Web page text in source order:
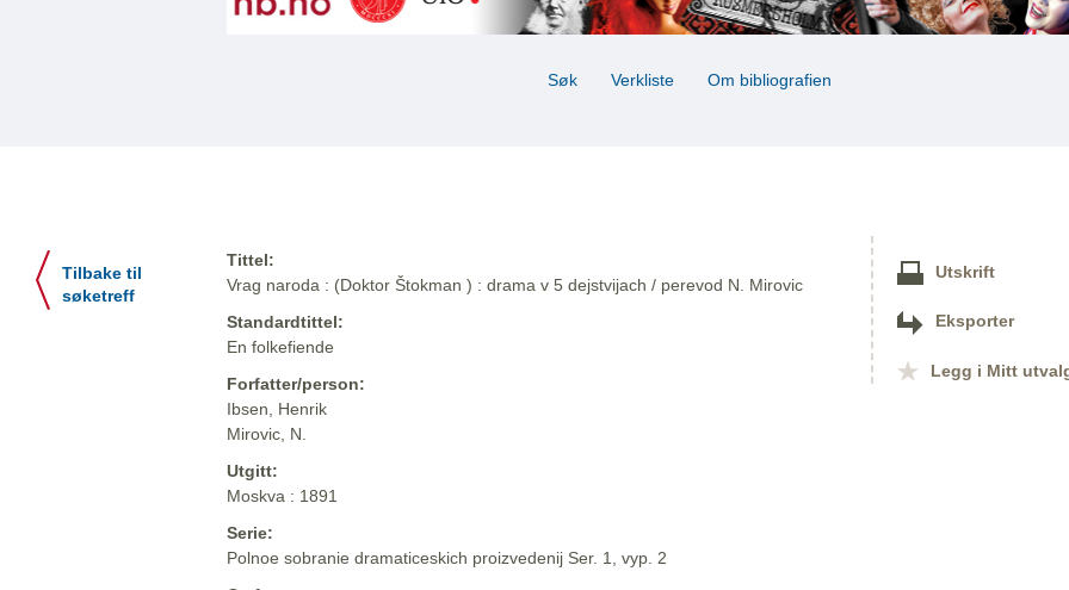
Søk Verkliste Om bibliografien
Tilbake til
søketreff
Tittel:
Vrag naroda : (Doktor Štokman ) : drama v 5 dejstvijach / perevod N. Mirovic
Standardtittel:
En folkefiende
Forfatter/person:
Ibsen, Henrik
Mirovic, N.
Utgitt:
Moskva : 1891
Serie:
Polnoe sobranie dramaticeskich proizvedenij Ser. 1, vyp. 2
Utskrift
Eksporter
Legg i Mitt